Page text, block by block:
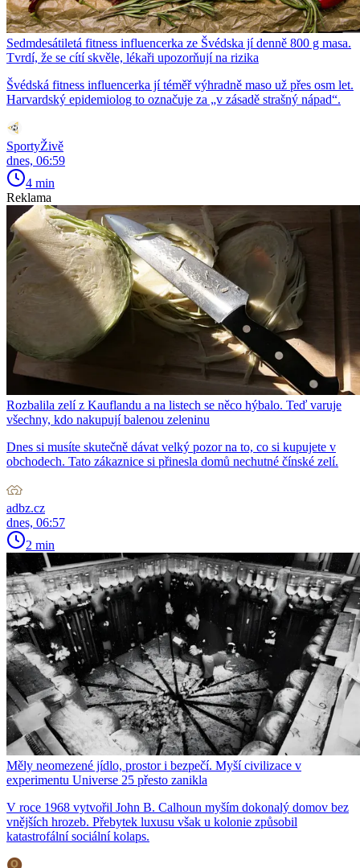
Sedmdesátiletá fitness influencerka ze Švédska jí denně 800 g masa.
Tvrdí, že se cítí skvěle, lékaři upozorňují na rizika
Švédská fitness influencerka jí téměř výhradně maso už přes osm let.
Harvardský epidemiolog to označuje za „v zásadě strašný nápad“.
SportyŽivě
dnes, 06:59
4 min
Reklama
Rozbalila zelí z Kauflandu a na listech se něco hýbalo. Teď varuje
všechny, kdo nakupují balenou zeleninu
Dnes si musíte skutečně dávat velký pozor na to, co si kupujete v
obchodech. Tato zákaznice si přinesla domů nechutné čínské zelí.
adbz.cz
dnes, 06:57
2 min
Měly neomezené jídlo, prostor i bezpečí. Myší civilizace v
experimentu Universe 25 přesto zanikla
V roce 1968 vytvořil John B. Calhoun myším dokonalý domov bez
vnějších hrozeb. Přebytek luxusu však u kolonie způsobil
katastrofální sociální kolaps.